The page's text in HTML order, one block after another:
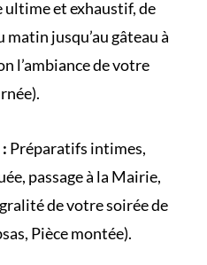
ultime et exhaustif, de
matin jusqu’au gâteau à
l’ambiance de votre
Préparatifs intimes,
, passage à la Mairie,
de votresoirée de
Pièce montée).